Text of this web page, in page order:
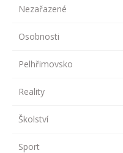
Nezařazené
Osobnosti
Pelhřimovsko
Reality
Školství
Sport